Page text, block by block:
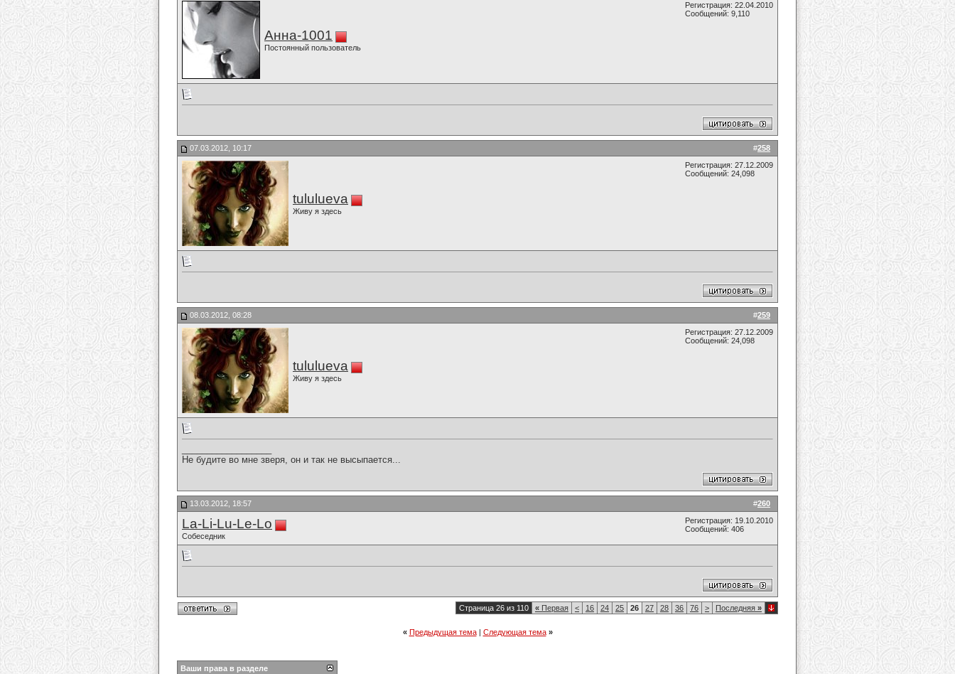
Анна-1001
Постоянный пользователь
Регистрация: 22.04.2010
Сообщений: 9,110
#258
07.03.2012, 10:17
tululueva
Живу я здесь
Регистрация: 27.12.2009
Сообщений: 24,098
#259
08.03.2012, 08:28
tululueva
Живу я здесь
Регистрация: 27.12.2009
Сообщений: 24,098
Не будите во мне зверя, он и так не высыпается...
#260
13.03.2012, 18:57
La-Li-Lu-Le-Lo
Собеседник
Регистрация: 19.10.2010
Сообщений: 406
Страница 26 из 110 « Первая < 16 24 25 26 27 28 36 76 > Последняя »
« Предыдущая тема| Следующая тема »
Ваши права в разделе